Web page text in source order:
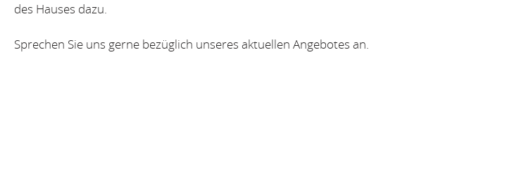
des Hauses dazu.
Sprechen Sie uns gerne bezüglich unseres aktuellen Angebotes an.